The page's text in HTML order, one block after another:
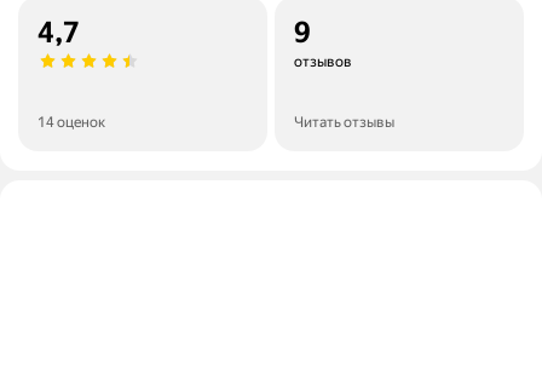
4,7
14 оценок
9
отзывов
Читать отзывы